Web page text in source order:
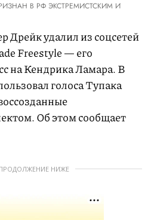
В РФ ЭКСТРЕМИСТСКИМ И
Дрейк удалил из соцсетей
Freestyle — его
на Кендрика Ламара. В
голоса Тупака
Об этом сообщает
НИЖЕ